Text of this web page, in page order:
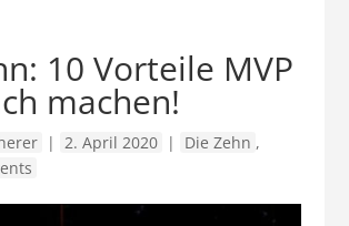
10 Vorteile MVP
machen!
| 2. April 2020 | Die Zehn ,